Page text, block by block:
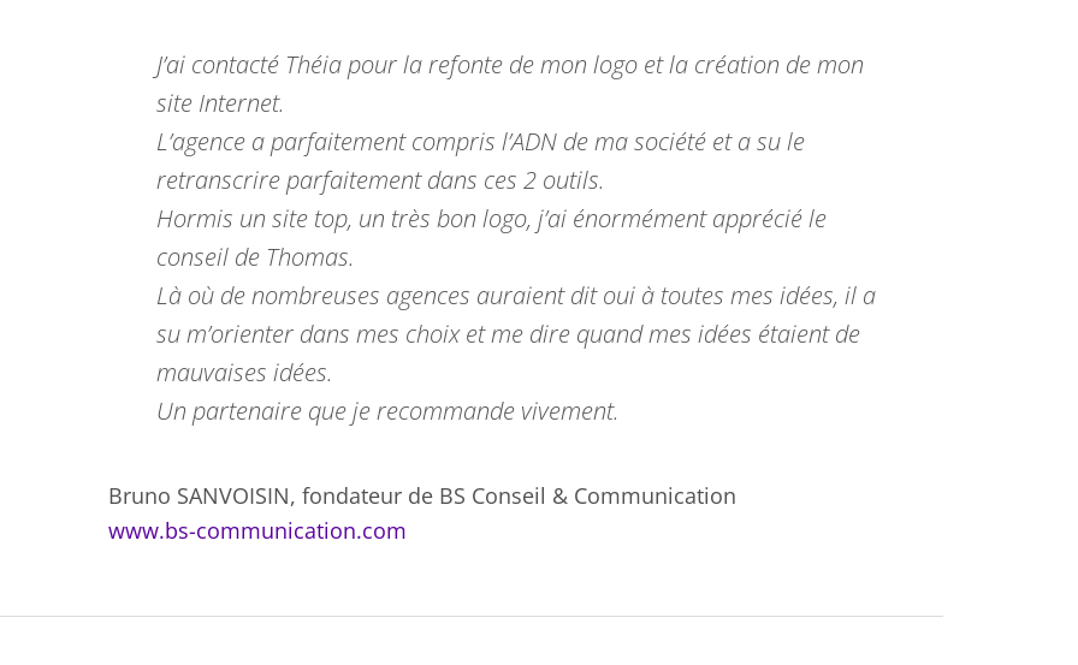
J’ai contacté Théia pour la refonte de mon logo et la création de mon
site Internet.
L’agence a parfaitement compris l’ADN de ma société et a su le
retranscrire parfaitement dans ces 2 outils.
Hormis un site top, un très bon logo, j’ai énormément apprécié le
conseil de Thomas.
Là où de nombreuses agences auraient dit oui à toutes mes idées, il a
su m’orienter dans mes choix et me dire quand mes idées étaient de
mauvaises idées.
Un partenaire que je recommande vivement.
Bruno SANVOISIN, fondateur de BS Conseil & Communication
www.bs-communication.com